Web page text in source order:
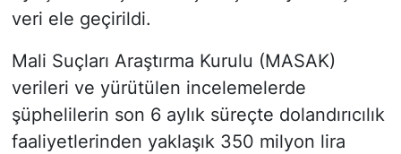
veri ele geçirildi.
Mali Suçları Araştırma Kurulu (MASAK)
verileri ve yürütülen incelemelerde
şüphelilerin son 6 aylık süreçte dolandırıcılık
faaliyetlerinden yaklaşık 350 milyon lira